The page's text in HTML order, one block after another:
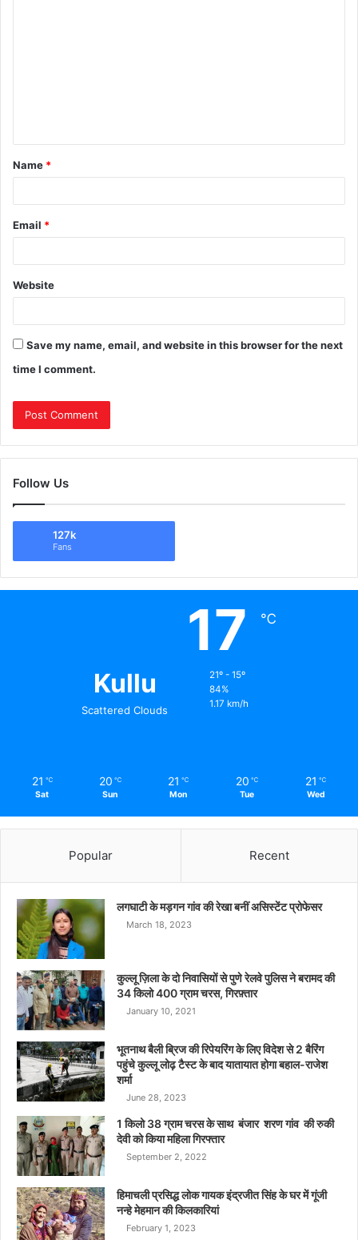
Name *
Email *
Website
Save my name, email, and website in this browser for the next
time I comment.
Follow Us
127k
Fans
Kullu
Scattered Clouds
17 ℃
21º - 15º
84%
1.17 km/h
21 ℃
Sat
20 ℃
Sun
21 ℃
Mon
20 ℃
Tue
21 ℃
Wed
Popular Recent
लगघाटी के मड़गन गांव की रेखा बनीं असिस्टेंट प्रोफेसर
March 18, 2023
कुल्लू ज़िला के दो निवासियों से पुणे रेलवे पुलिस ने बरामद की
34 किलो 400 ग्राम चरस, गिरफ़्तार
January 10, 2021
भूतनाथ बैली ब्रिज की रिपेयरिंग के लिए विदेश से 2 बैरिंग
पहुंचे कुल्लू लोढ़ टैस्ट के बाद यातायात होगा बहाल-राजेश
शर्मा
June 28, 2023
1 किलो 38 ग्राम चरस के साथ बंजार शरण गांव की रुकी
देवी को किया महिला गिरफ्तार
September 2, 2022
हिमाचली प्रसिद्ध लोक गायक इंद्रजीत सिंह के घर में गूंजी
नन्हे मेहमान की किलकारियां
February 1, 2023